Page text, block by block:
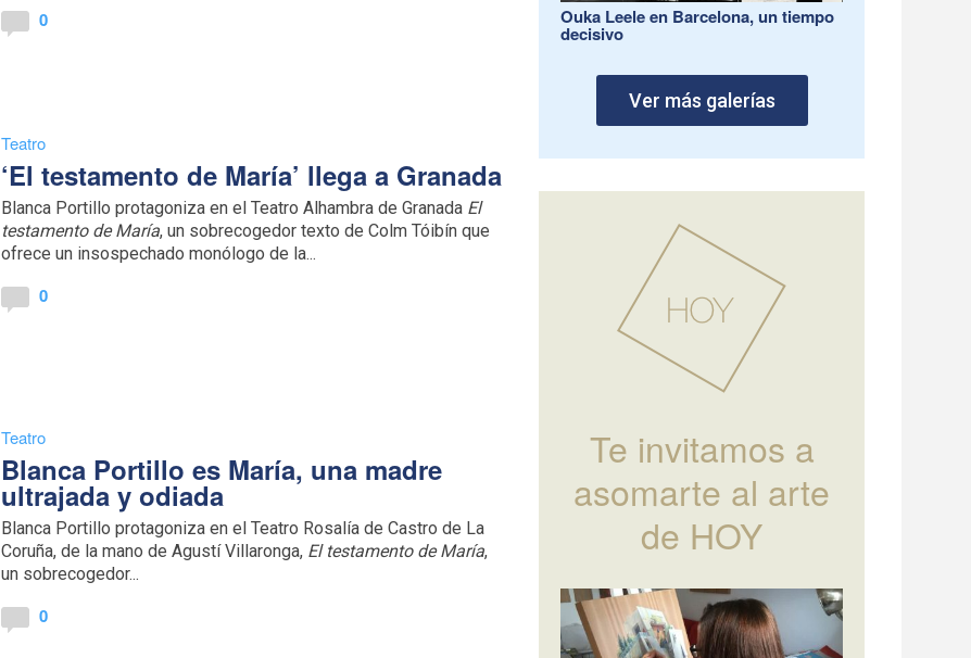
0
Teatro
‘El testamento de María’ llega a Granada
Blanca Portillo protagoniza en el Teatro Alhambra de Granada El
testamento de María, un sobrecogedor texto de Colm Tóibín que
ofrece un insospechado monólogo de la...
0
Teatro
Blanca Portillo es María, una madre
ultrajada y odiada
Blanca Portillo protagoniza en el Teatro Rosalía de Castro de La
Coruña, de la mano de Agustí Villaronga, El testamento de María,
un sobrecogedor...
0
Ouka Leele en Barcelona, un tiempo
decisivo
Ver más galerías
Te invitamos a
asomarte al arte
de HOY